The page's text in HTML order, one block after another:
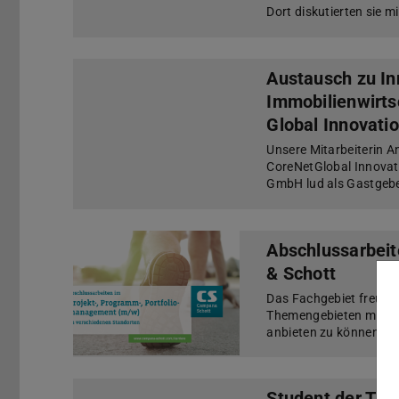
Dort diskutierten sie
Austausch zu
Global
Unsere Mitarbeiterin
CoreNetGlobal
GmbH lud als
& Schott
Das Fachgebiet freut
Themengebieten mit
anbieten zu können.